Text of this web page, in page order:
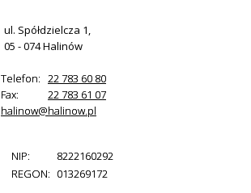
ul. Spółdzielcza 1,
05 - 074 Halinów
Telefon: 22 783 60 80
Fax:
22 783 61 07
halinow@halinow.pl
NIP:
8222160292
REGON: 013269172